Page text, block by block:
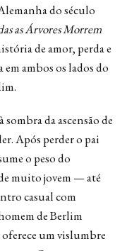
do século
as Árvores Morrem
de amor, perda e
ambos os lados do
sombra da ascensão de
Após perder o pai
o peso do
muito jovem — até
casual com
de Berlim
um vislumbre